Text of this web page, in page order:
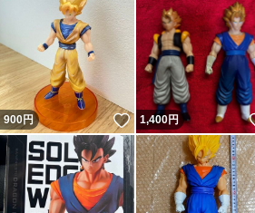
900円 いいね！
1,400円